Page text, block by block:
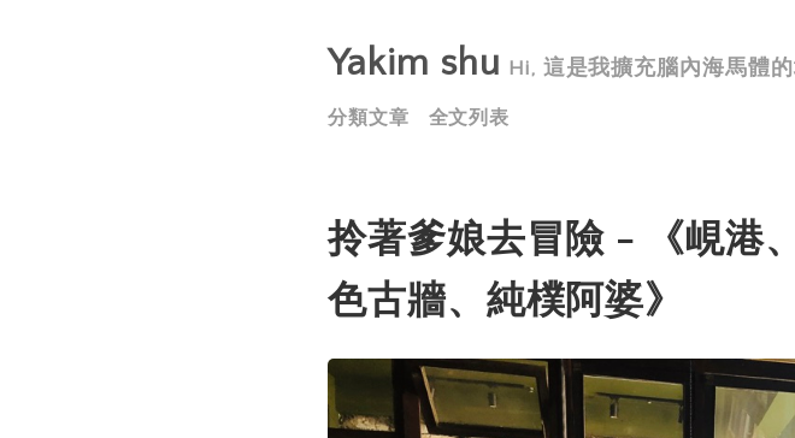
Yakim shu Hi, 這是我擴充腦內海馬體的
分類文章 全文列表
拎著爹娘去冒險 - 《峴港
色古牆、純樸阿婆》